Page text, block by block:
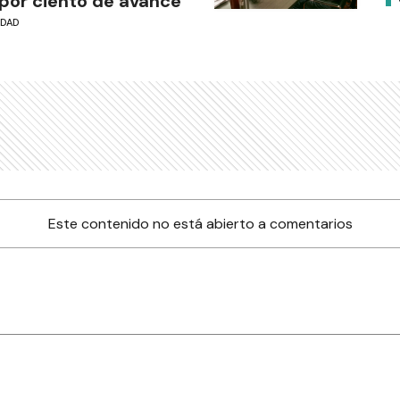
Este contenido no está abierto a comentarios